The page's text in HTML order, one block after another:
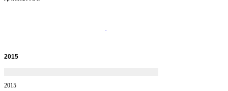
2015
2015